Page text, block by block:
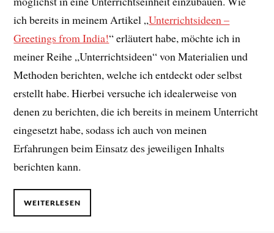
ich bereits in meinem Artikel „Unterrichtsideen –
Greetings from India!“ erläutert habe, möchte ich in
meiner Reihe „Unterrichtsideen“ von Materialien und
Methoden berichten, welche ich entdeckt oder selbst
erstellt habe. Hierbei versuche ich idealerweise von
denen zu berichten, die ich bereits in meinem Unterricht
eingesetzt habe, sodass ich auch von meinen
Erfahrungen beim Einsatz des jeweiligen Inhalts
berichten kann.
WEITERLESEN